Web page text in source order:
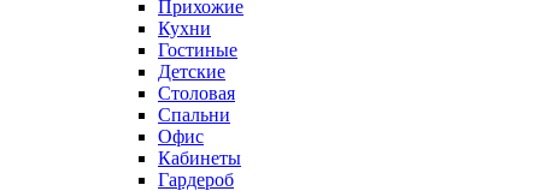
Прихожие
Кухни
Гостиные
Детские
Столовая
Спальни
Офис
Кабинеты
Гардероб